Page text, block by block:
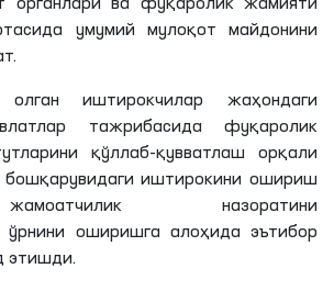
умумий мулоқот майдонини
тажрибасида фуқаролик
қўллаб-қувватлаш орқали
бошқарувидаги иштирокини ошириш
назоратини
ўрниниоширишга алоҳида эътибор
этишди